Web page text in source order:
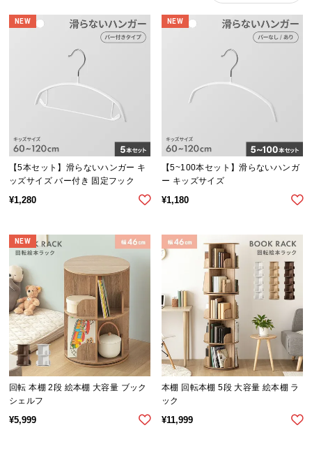
ア
イ
ラ
キ
グ
品
カ
ゴ
【5本セット】滑らないハンガー キ
ッズサイズ バー付き 固定フック
¥1,280
NEW
【5~100本セット】滑らないハンガ
ー キッズサイズ
¥1,180
NEW
回転 本棚 2段 絵本棚 大容量 ブック
シェルフ
¥5,999
NEW
本棚 回転本棚 5段 大容量 絵本棚 ラ
ック
¥11,999